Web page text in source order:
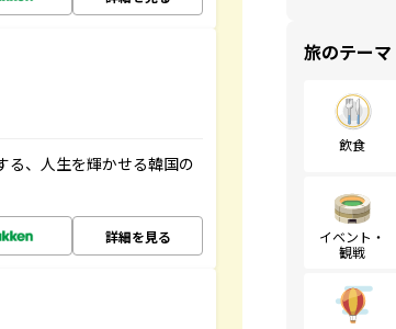
る、人生を輝かせる韓国の
詳細を見る
旅のテーマ
飲食
イベント・
観戦